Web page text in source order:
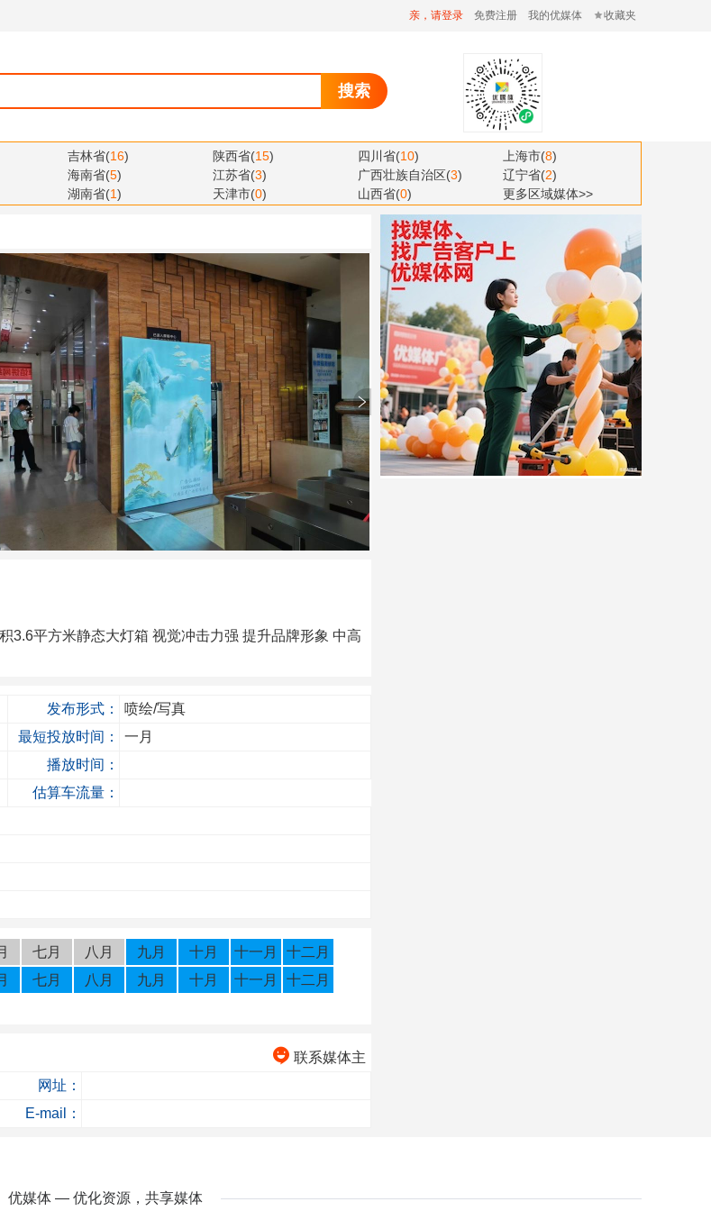
亲，请登录 免费注册 我的优媒体 收藏夹
搜索
吉林省(16) 陕西省(15) 四川省(10) 上海市(8)
海南省(5) 江苏省(3) 广西壮族自治区(3) 辽宁省(2)
湖南省(1) 天津市(0) 山西省(0) 更多区域媒体>>
3.6平方米静态大灯箱 视觉冲击力强 提升品牌形象 中高
发布形式：
喷绘/写真
最短投放时间：
一月
播放时间：
估算车流量：
七月 八月 九月 十月 十一月
十二月
七月 八月 九月 十月 十一月
十二月
联系媒体主
网址：
E-mail：
优媒体 — 优化资源，共享媒体